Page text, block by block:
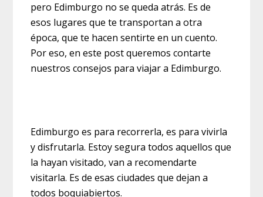
pero Edimburgo no se queda atrás. Es de
esos lugares que te transportan a otra
época, que te hacen sentirte en un cuento.
Por eso, en este post queremos contarte
nuestros consejos para viajar a Edimburgo.
Edimburgo es para recorrerla, es para vivirla
y disfrutarla. Estoy segura todos aquellos que
la hayan visitado, van a recomendarte
visitarla. Es de esas ciudades que dejan a
todos boquiabiertos.